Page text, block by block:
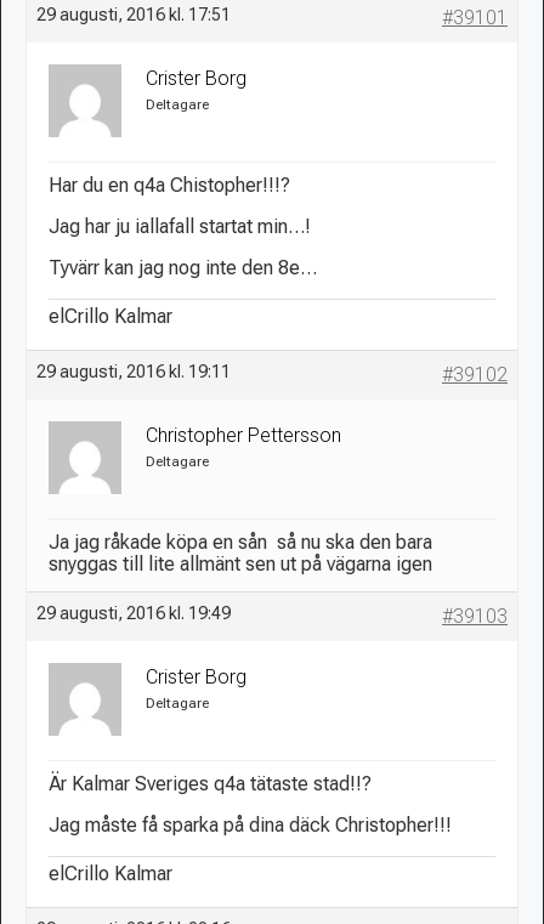
29 augusti, 2016 kl. 17:51 #39101
Crister Borg
Deltagare
Har du en q4a Chistopher!!!?
Jag har ju iallafall startat min…!
Tyvärr kan jag nog inte den 8e…
elCrillo Kalmar
29 augusti, 2016 kl. 19:11 #39102
Christopher Pettersson
Deltagare
Ja jag råkade köpa en sån så nu ska den bara
snyggas till lite allmänt sen ut på vägarna igen
29 augusti, 2016 kl. 19:49 #39103
Crister Borg
Deltagare
Är Kalmar Sveriges q4a tätaste stad!!?
Jag måste få sparka på dina däck Christopher!!!
elCrillo Kalmar